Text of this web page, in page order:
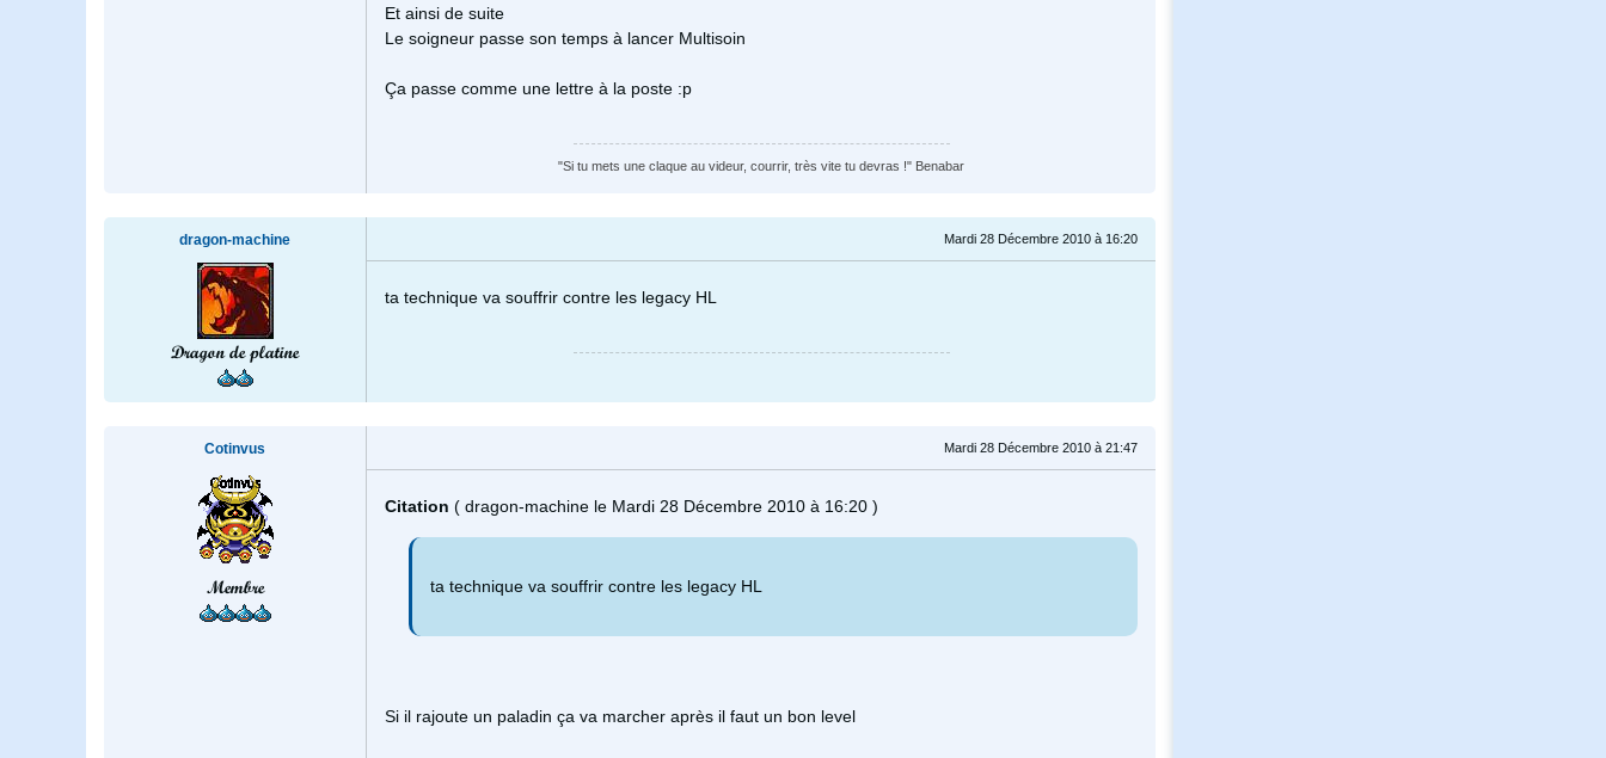
Et ainsi de suite
Le soigneur passe son temps à lancer Multisoin
Ça passe comme une lettre à la poste :p
"Si tu mets une claque au videur, courrir, très vite tu devras !" Benabar
dragon-machine
Dragon de platine
Mardi 28 Décembre 2010 à 16:20
ta technique va souffrir contre les legacy HL
Cotinvus
Membre
Mardi 28 Décembre 2010 à 21:47
Citation ( dragon-machine le Mardi 28 Décembre 2010 à 16:20 )
ta technique va souffrir contre les legacy HL
Si il rajoute un paladin ça va marcher après il faut un bon level